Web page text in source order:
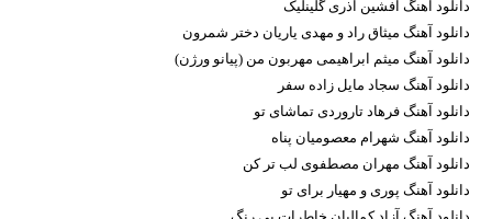
دانلود آهنگ افشین آذری گلینلیک
دانلود آهنگ میثاق راد و مهدی یاریان دختر شمرون
دانلود آهنگ میثم ابراهیمی مهربون من (پیانو ورژن)
دانلود آهنگ سجاد مایل زاده سفر
دانلود آهنگ فرهاد تاروردی تماشای تو
دانلود آهنگ شهرام معصومیان پناه
دانلود آهنگ مهران مصطفوی لب تر کن
دانلود آهنگ پوری و مهیار برای تو